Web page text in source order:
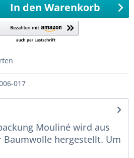
In den Warenkorb
017
Mouliné wird aus
Baumwolle hergestellt. Um